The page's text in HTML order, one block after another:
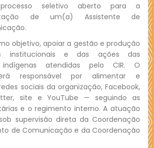
seletivo aberto para a
de um(a) Assistente de
objetivo, apoiar a gestão e produção
institucionais e das ações das
indígenas atendidas pelo CIR. O
responsável por alimentar e
sociais da organização, Facebook,
site e YouTube — seguindo as
e o regimento interno. A atuação
supervisão direta da Coordenação
de Comunicação e da Coordenação